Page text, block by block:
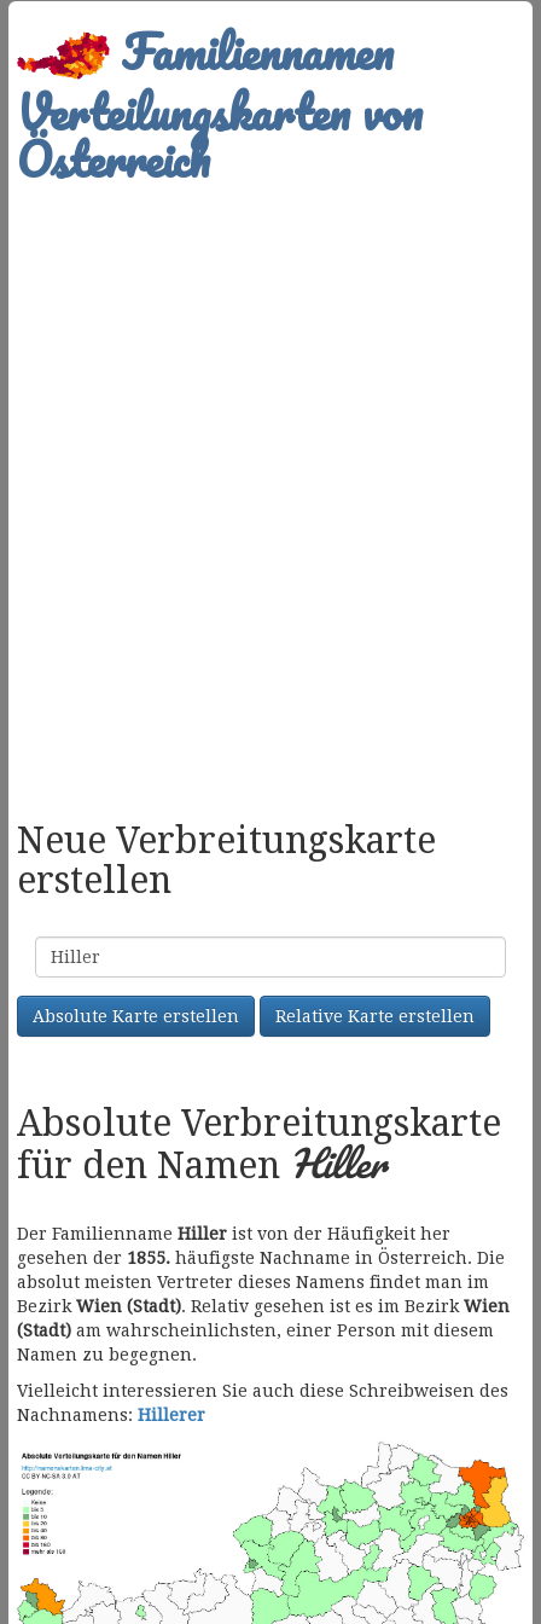
Familiennamen
Verteilungskarten von
Österreich
Neue Verbreitungskarte
erstellen
Familienname
Absolute Karte erstellen Relative Karte erstellen
Absolute Verbreitungskarte
für den Namen Hiller
Der Familienname Hiller ist von der Häufigkeit her
gesehen der 1855. häufigste Nachname in Österreich. Die
absolut meisten Vertreter dieses Namens findet man im
Bezirk Wien (Stadt). Relativ gesehen ist es im Bezirk Wien
(Stadt) am wahrscheinlichsten, einer Person mit diesem
Namen zu begegnen.
Vielleicht interessieren Sie auch diese Schreibweisen des
Nachnamens: Hillerer